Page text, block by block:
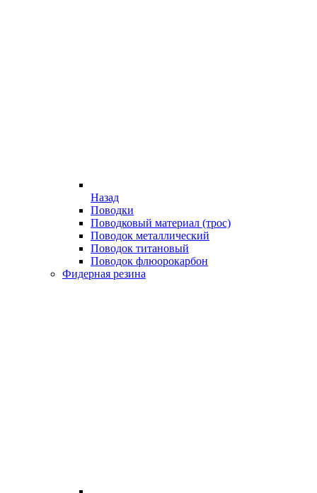
Назад
Поводки
Поводковый материал (трос)
Поводок металлический
Поводок титановый
Поводок флюорокарбон
Фидерная резина